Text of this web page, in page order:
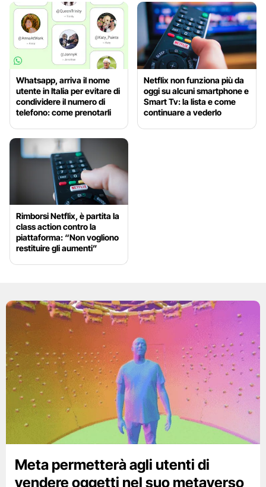
Whatsapp, arriva il nome
utente in Italia per evitare di
condividere il numero di
telefono: come prenotarli
Netflix non funziona più da
oggi su alcuni smartphone e
Smart Tv: la lista e come
continuare a vederlo
Rimborsi Netflix, è partita la
class action contro la
piattaforma: “Non vogliono
restituire gli aumenti”
Meta permetterà agli utenti di
vendere oggetti nel suo metaverso